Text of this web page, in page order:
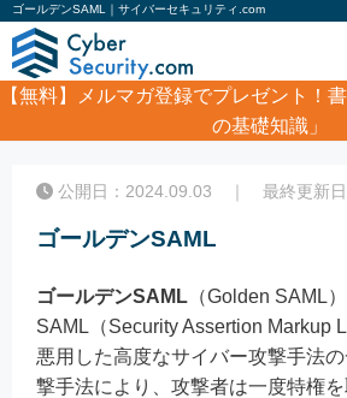
ゴールデンSAML｜サイバーセキュリティ.com
【無料】
メルマガ登録でプレゼント！
の基礎知識」
ゴールデンSAML
公開日：2024.09.03 ｜ 最終更新日
ゴールデンSAML
ゴールデンSAML （Golden SAML）
SAML（Security Assertion Markup
悪用した高度なサイバー攻撃手法
撃手法により、攻撃者は一度特権